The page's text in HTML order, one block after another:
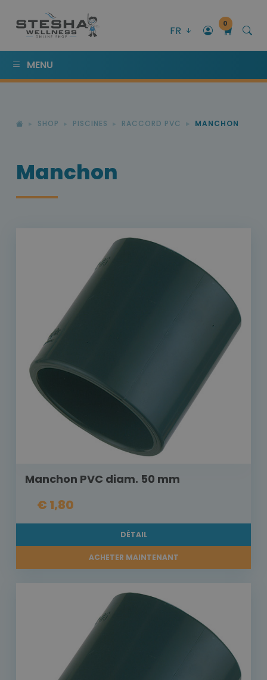
FR
0
MENU
SHOP PISCINES RACCORD PVC MANCHON
Manchon
Manchon PVC diam. 50 mm
€ 1,80
DÉTAIL
ACHETER MAINTENANT